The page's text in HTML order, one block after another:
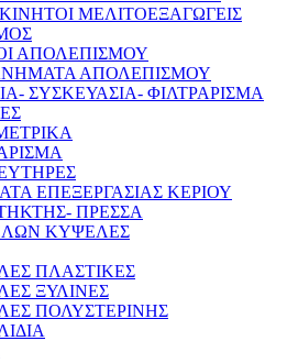
ΜΕΛΙΤΟΕΞΑΓΩΓΕΙΣ
ΑΠΟΛΕΠΙΣΜΟΥ
ΑΠΟΛΕΠΙΣΜΟΥ
ΣΥΣΚΕΥΑΣΙΑ- ΦΙΛΤΡΑΡΙΣΜΑ
ΕΠΕΞΕΡΓΑΣΙΑΣ ΚΕΡΙΟΥ
ΠΡΕΣΣΑ
ΚΥΨΕΛΕΣ
ΠΛΑΣΤΙΚΕΣ
ΞΥΛΙΝΕΣ
ΠΟΛΥΣΤΕΡΙΝΗΣ